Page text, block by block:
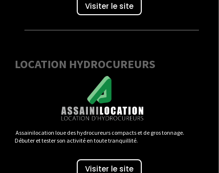
Visiter le site
LOCATION HYDROCUREURS
Assainilocation loue des hydrocureurs compacts et de gros tonnage.
Débuter et tester son activité en toute tranquillité.
Visiter le site